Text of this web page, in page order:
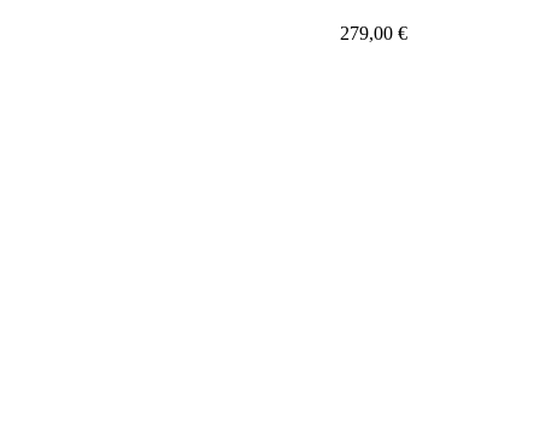
279,00 €